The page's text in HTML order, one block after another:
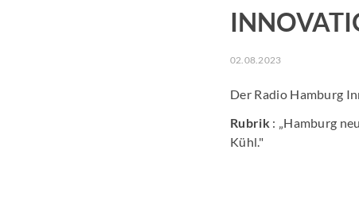
02.08.2023
Der Radio Hamburg
Rubrik : „Hamburg
Kühl."